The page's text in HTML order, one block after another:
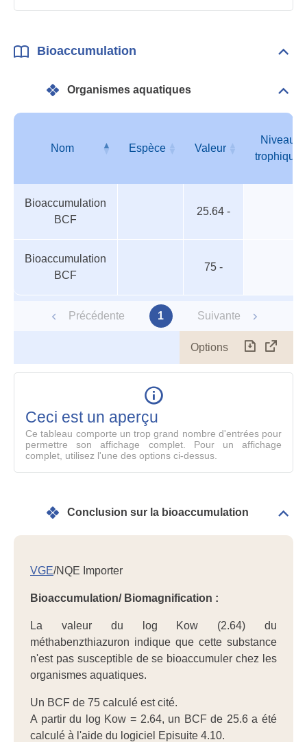
Bioaccumulation
Organismes aquatiques
aquatiques
Nom Espèce Valeur
Niveau
trophique
Bioaccumulation
BCF
25.64 -
Bioaccumulation
BCF
75 -
Précédente 1 Suivante
Options
le
Ceci est un aperçu
Ce tableau comporte un trop grand nombre d'entrées pour
permettre son affichage complet. Pour un affichage
complet, utilisez l'une des options ci-dessus.
Conclusion sur la bioaccumulation
sur
VGE/NQE Importer
Bioaccumulation/ Biomagnification :
La valeur du log Kow (2.64) du
méthabenzthiazuron indique que cette substance
n'est pas susceptible de se bioaccumuler chez les
organismes aquatiques.
Un BCF de 75 calculé est cité.
A partir du log Kow = 2.64, un BCF de 25.6 a été
calculé à l'aide du logiciel Episuite 4.10.